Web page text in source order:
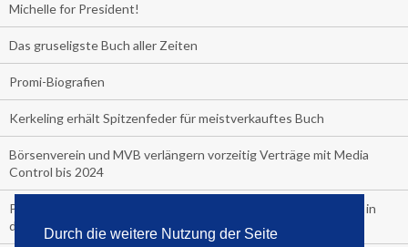
Durch die weitere Nutzung der Seite
Michelle for President!
Das gruseligste Buch aller Zeiten
Promi-Biografien
Kerkeling erhält Spitzenfeder für meistverkauftes Buch
Börsenverein und MVB verlängern vorzeitig Verträge mit Media
Control bis 2024
PocketBook, Ceebo und Umbreit bringen Hörbuch-Downloads in
die Cloud